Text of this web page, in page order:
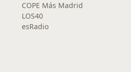
COPE Más Madrid
LOS40
esRadio